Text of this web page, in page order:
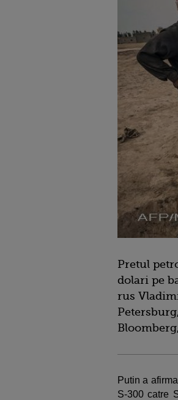
Pretul
dolari pe
rus
Putin a
S-300 catre